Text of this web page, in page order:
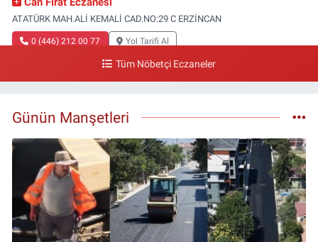
ATATÜRK MAH.ALİ KEMALİ CAD.NO:29 C ERZİNCAN
0 (446) 212 00 77 Yol Tarifi Al
0 (446) 212 10 20
Tüm Nöbetçi Eczaneler
Günün Manşetleri